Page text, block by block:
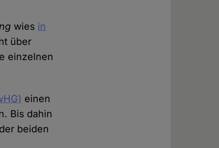
wies in
über
einzelnen
einen
Bis dahin
beiden